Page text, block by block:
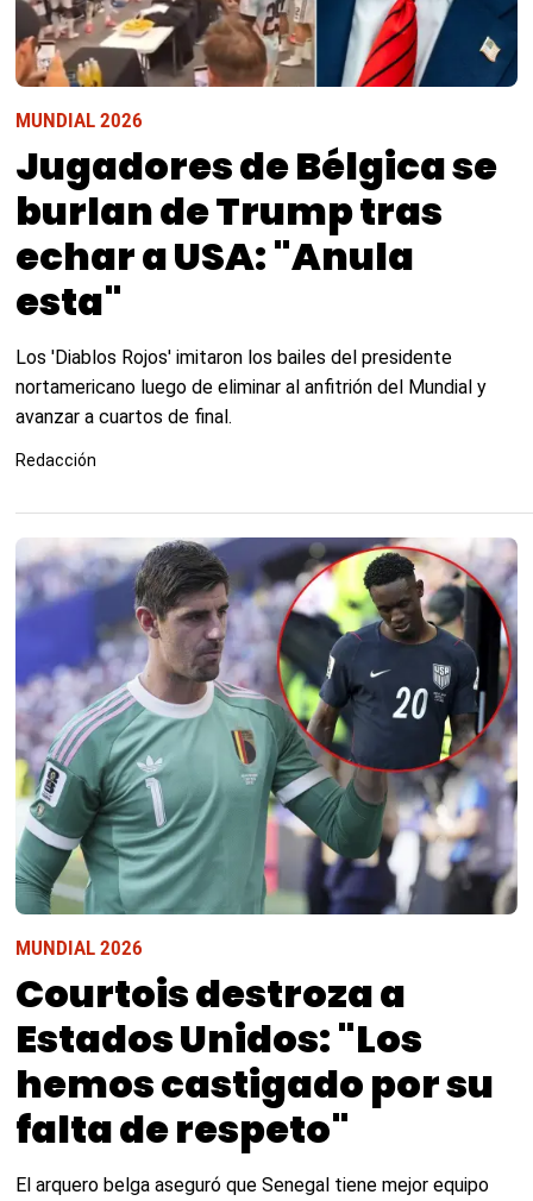
MUNDIAL 2026
Jugadores de Bélgica se
burlan de Trump tras
echar a USA: "Anula
esta"
Los 'Diablos Rojos' imitaron los bailes del presidente
nortamericano luego de eliminar al anfitrión del Mundial y
avanzar a cuartos de final.
Redacción
MUNDIAL 2026
Courtois destroza a
Estados Unidos: "Los
hemos castigado por su
falta de respeto"
El arquero belga aseguró que Senegal tiene mejor equipo